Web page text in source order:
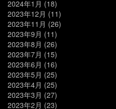
2024年1月 (18)
2023年12月 (11)
2023年11月 (26)
2023年9月 (11)
2023年8月 (26)
2023年7月 (15)
2023年6月 (16)
2023年5月 (25)
2023年4月 (25)
2023年3月 (27)
2023年2月 (23)